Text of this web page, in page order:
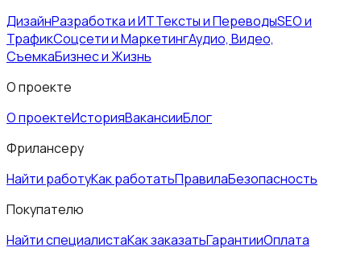
ДизайнРазработка и ИТТексты и ПереводыSEO и
ТрафикСоцсети и МаркетингАудио, Видео,
СъемкаБизнес и Жизнь
О проекте
О проектеИсторияВакансииБлог
Фрилансеру
Найти работуКак работатьПравилаБезопасность
Покупателю
Найти специалистаКак заказатьГарантииОплата